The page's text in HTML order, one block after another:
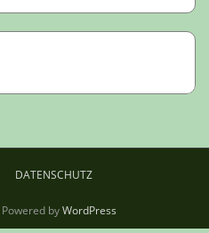
DATENSCHUTZ
Powered byWordPress